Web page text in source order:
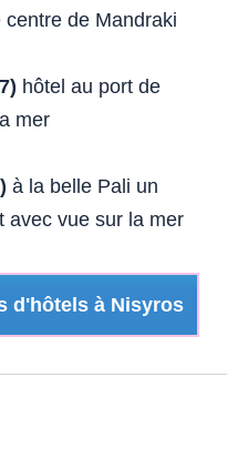
de Mandraki
hôtel au port de
mer
à la belle Pali un
avec vue sur la mer
d'hôtels à Nisyros